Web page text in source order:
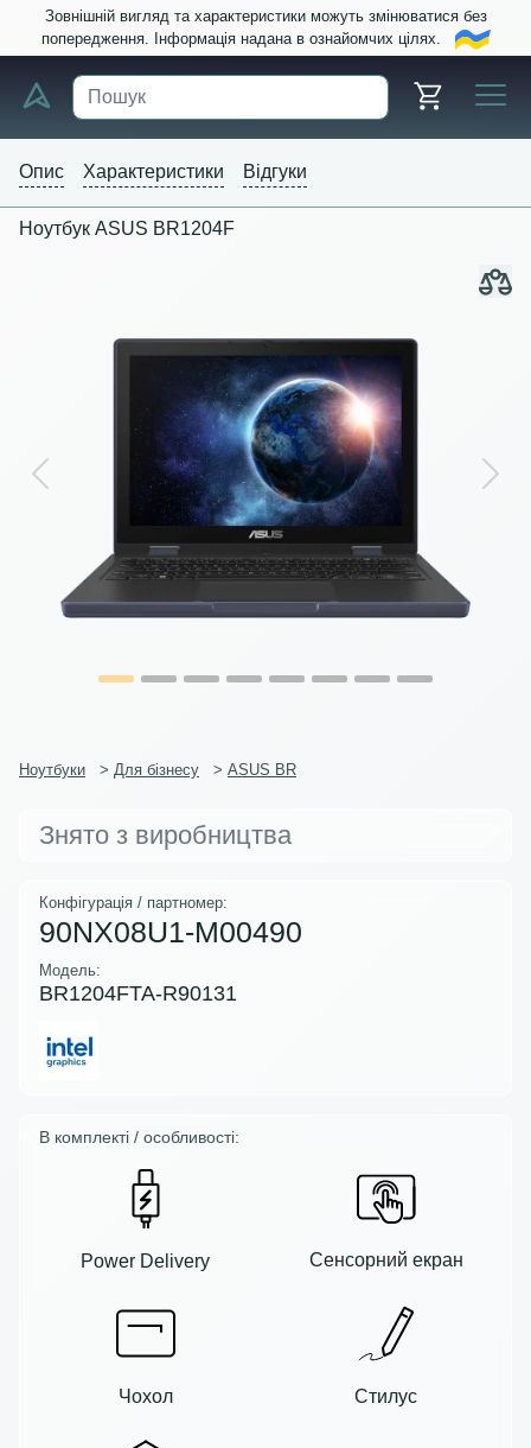
Зовнішній вигляд та характеристики можуть змінюватися без
попередження. Інформація надана в ознайомчих цілях.
Опис Характеристики Відгуки
Ноутбук ASUS BR1204F
Previous Next
Ноутбуки > Для бізнесу > ASUS BR
Знято з виробництва
Конфігурація / партномер:
90NX08U1-M00490
Модель:
BR1204FTA-R90131
В комплекті / особливості:
Power Delivery Сенсорний екран
Чохол Стилус